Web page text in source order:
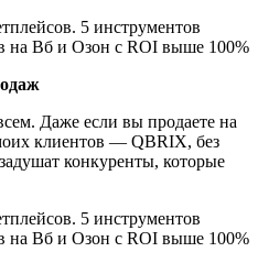
Даже если вы продаете на
клиентов — QBRIX, без
конкуренты, которые